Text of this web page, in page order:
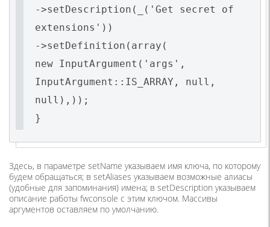
->setDescription(_('Get secret of
extensions'))
->setDefinition(array(
new InputArgument('args',
InputArgument::IS_ARRAY, null,
null),));
}
Здесь, в параметре setName указываем имя ключа, по которому
будем обращаться; в setAliases указываем возможные алиасы
(удобные для запоминания) имена; в setDescription указываем
описание работы fwconsole с этим ключом. Массивы
аргументов оставляем по умолчанию.